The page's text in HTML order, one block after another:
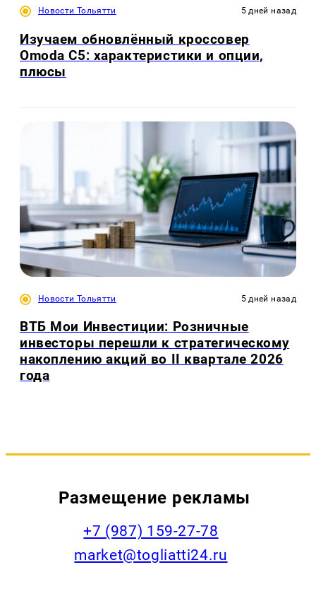
Новости Тольятти 5 дней назад
Изучаем обновлённый кроссовер
Omoda C5: характеристики и опции,
плюсы
Новости Тольятти 5 дней назад
ВТБ Мои Инвестиции: Розничные
инвесторы перешли к стратегическому
накоплению акций во II квартале 2026
года
Размещение рекламы
+7 (987) 159-27-78
market@togliatti24.ru